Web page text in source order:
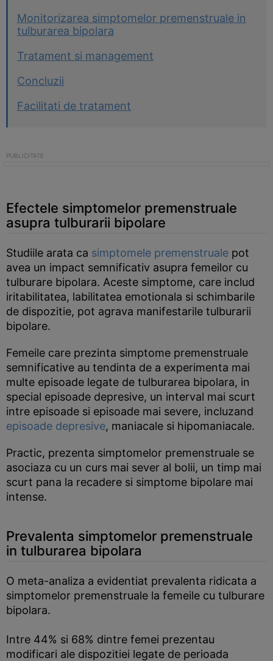
Monitorizarea simptomelor premenstruale in
tulburarea bipolara
Tratament si management
Concluzii
Facilitati de tratament
Efectele simptomelor premenstruale
asupra tulburarii bipolare
Studiile arata ca simptomele premenstruale pot
avea un impact semnificativ asupra femeilor cu
tulburare bipolara. Aceste simptome, care includ
iritabilitatea, labilitatea emotionala si schimbarile
de dispozitie, pot agrava manifestarile tulburarii
bipolare.
Femeile care prezinta simptome premenstruale
semnificative au tendinta de a experimenta mai
multe episoade legate de tulburarea bipolara, in
special episoade depresive, un interval mai scurt
intre episoade si episoade mai severe, incluzand
episoade depresive, maniacale si hipomaniacale.
Practic, prezenta simptomelor premenstruale se
asociaza cu un curs mai sever al bolii, un timp mai
scurt pana la recadere si simptome bipolare mai
intense.
Prevalenta simptomelor premenstruale
in tulburarea bipolara
O meta-analiza a evidentiat prevalenta ridicata a
simptomelor premenstruale la femeile cu tulburare
bipolara.
Intre 44% si 68% dintre femei prezentau
modificari ale dispozitiei legate de perioada